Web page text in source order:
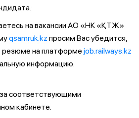
на вакансии АО «НК «ҚТЖ»
qsamruk.kz просим Вас убедится,
резюме на платформе job.railways.kz
информацию.
соответствующими
кабинете.